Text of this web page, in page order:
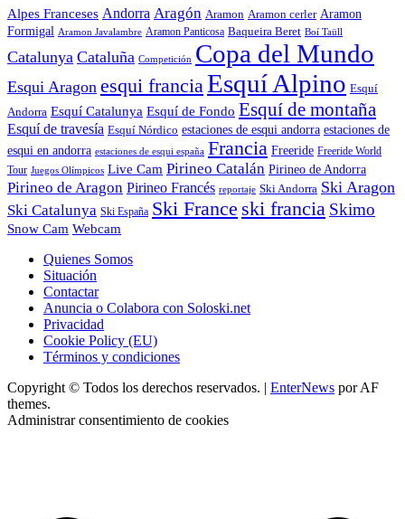
Alpes Franceses Andorra Aragón Aramon Aramon cerler Aramon
Formigal Aramon Javalambre Aramon Panticosa Baqueira Beret Boí Taüll
Catalunya Cataluña Competición Copa del Mundo
Esqui Aragon esqui francia Esquí Alpino Esquí
Andorra Esquí Catalunya Esquí de Fondo Esquí de montaña
Esquí de travesía Esquí Nórdico estaciones de esqui andorra estaciones de
esqui en andorra estaciones de esqui españa Francia Freeride Freeride World
Tour Juegos Olímpicos Live Cam Pirineo Catalán Pirineo de Andorra
Pirineo de Aragon Pirineo Francés reportaje Ski Andorra Ski Aragon
Ski Catalunya Ski España Ski France ski francia Skimo
Snow Cam Webcam
Quienes Somos
Situación
Contactar
Anuncia o Colabora con Soloski.net
Privacidad
Cookie Policy (EU)
Términos y condiciones
Copyright © Todos los derechos reservados. | EnterNews por AF
themes.
Administrar consentimiento de cookies